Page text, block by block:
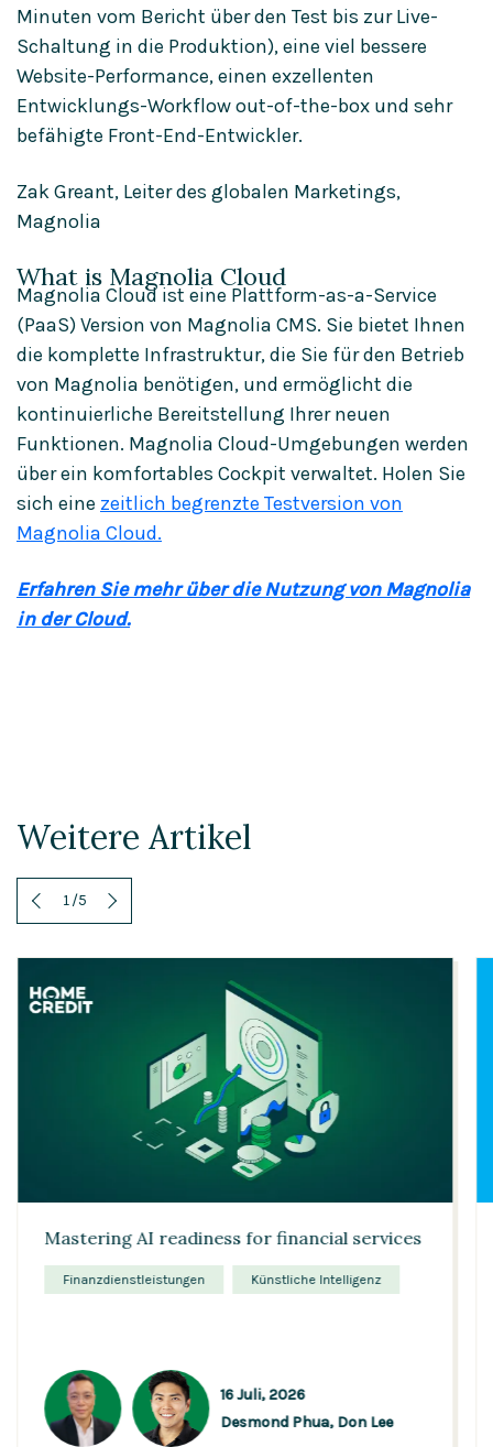
Minuten vom Bericht über den Test bis zur Live-
Schaltung in die Produktion), eine viel bessere
Website-Performance, einen exzellenten
Entwicklungs-Workflow out-of-the-box und sehr
befähigte Front-End-Entwickler.
Zak Greant, Leiter des globalen Marketings,
Magnolia
What is Magnolia Cloud
Magnolia Cloud ist eine Plattform-as-a-Service
(PaaS) Version von Magnolia CMS. Sie bietet Ihnen
die komplette Infrastruktur, die Sie für den Betrieb
von Magnolia benötigen, und ermöglicht die
kontinuierliche Bereitstellung Ihrer neuen
Funktionen. Magnolia Cloud-Umgebungen werden
über ein komfortables Cockpit verwaltet. Holen Sie
sich eine zeitlich begrenzte Testversion von
Magnolia Cloud.
Erfahren Sie mehr über die Nutzung von Magnolia
in der Cloud.
Weitere Artikel
1/5
Mastering AI readiness for financial services
Finanzdienstleistungen Künstliche Intelligenz
16 Juli, 2026
Desmond Phua,Don Lee